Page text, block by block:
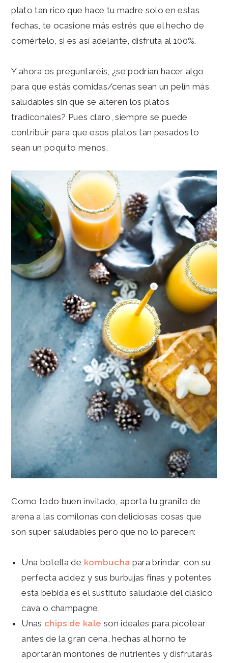
plato tan rico que hace tu madre solo en estas
fechas, te ocasione más estrés que el hecho de
comértelo, si es así adelante, disfruta al 100%.
Y ahora os preguntaréis, ¿se podrían hacer algo
para que estás comidas/cenas sean un pelín más
saludables sin que se alteren los platos
tradiconales? Pues claro, siempre se puede
contribuir para que esos platos tan pesados lo
sean un poquito menos.
Como todo buen invitado, aporta tu granito de
arena a las comilonas con deliciosas cosas que
son super saludables pero que no lo parecen:
Una botella de kombucha para brindar, con su
perfecta acidez y sus burbujas finas y potentes
esta bebida es el sustituto saludable del clásico
cava o champagne.
Unas chips de kale son ideales para picotear
antes de la gran cena, hechas al horno te
aportarán montones de nutrientes y disfrutarás